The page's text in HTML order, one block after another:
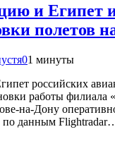
и Египет
полетов
01 минуты
российских
работы филиала
на-Дону
по данным